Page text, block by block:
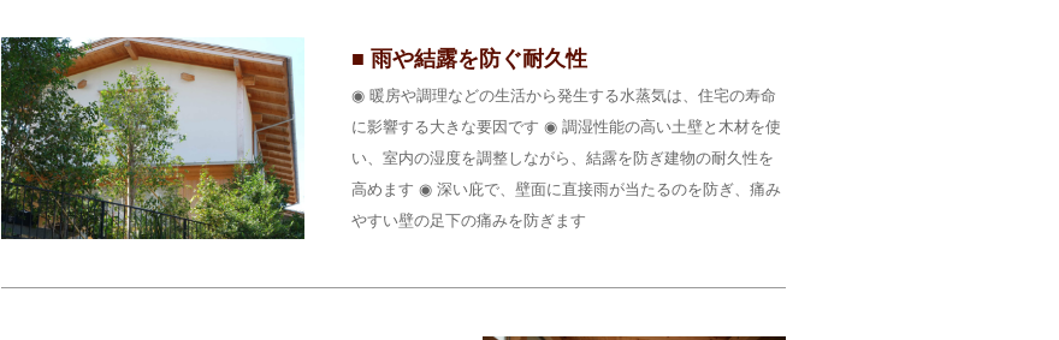
■ 雨や結露を防ぐ耐久性
◉ 暖房や調理などの生活から発生する水蒸気は、住宅の寿命
に影響する大きな要因です ◉ 調湿性能の高い土壁と木材を使
い、室内の湿度を調整しながら、結露を防ぎ建物の耐久性を
高めます ◉ 深い庇で、壁面に直接雨が当たるのを防ぎ、痛み
やすい壁の足下の痛みを防ぎます